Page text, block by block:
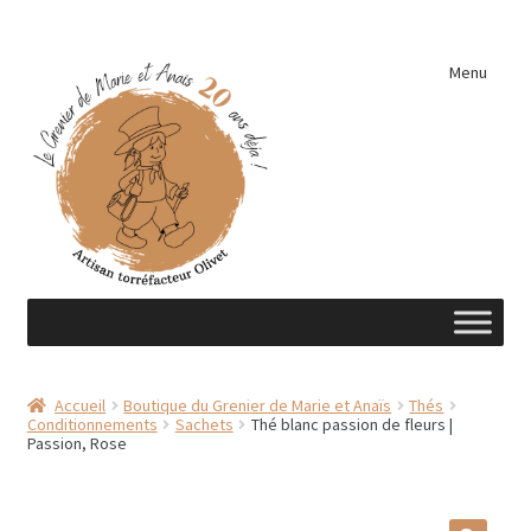
navigation
contenu
Menu
A découvrir …
Accueil Boutique du Grenier de Marie et Anaïs
Thés
Conditionnements
Sachets
Thé blanc passion de fleurs |
Passion, Rose